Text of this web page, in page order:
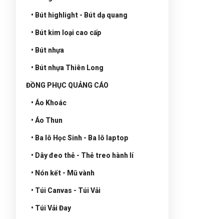
• Bút highlight - Bút dạ quang
• Bút kim loại cao cấp
• Bút nhựa
• Bút nhựa Thiên Long
ĐỒNG PHỤC QUẢNG CÁO
• Áo Khoác
• Áo Thun
• Ba lô Học Sinh - Ba lô laptop
• Dây đeo thẻ - Thẻ treo hành lí
• Nón kết - Mũ vành
• Túi Canvas - Túi Vải
• Túi Vải Đay